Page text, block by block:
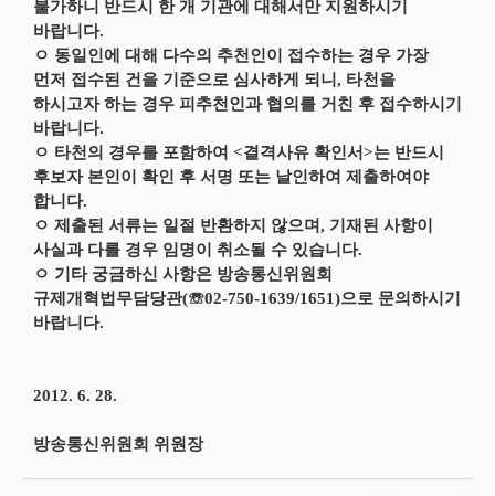
불가하니 반드시 한 개 기관에 대해서만 지원하시기
바랍니다.
ㅇ 동일인에 대해 다수의 추천인이 접수하는 경우 가장
먼저 접수된 건을 기준으로 심사하게 되니, 타천을
하시고자 하는 경우 피추천인과 협의를 거친 후 접수하시기
바랍니다.
ㅇ 타천의 경우를 포함하여 <결격사유 확인서>는 반드시
후보자 본인이 확인 후 서명 또는 날인하여 제출하여야
합니다.
ㅇ 제출된 서류는 일절 반환하지 않으며, 기재된 사항이
사실과 다를 경우 임명이 취소될 수 있습니다.
ㅇ 기타 궁금하신 사항은 방송통신위원회
규제개혁법무담당관(☏02-750-1639/1651)으로 문의하시기
바랍니다.
2012. 6. 28.
방송통신위원회 위원장